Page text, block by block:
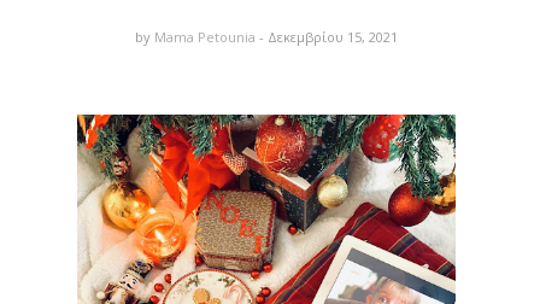
by Mama Petounia - Δεκεμβρίου 15, 2021